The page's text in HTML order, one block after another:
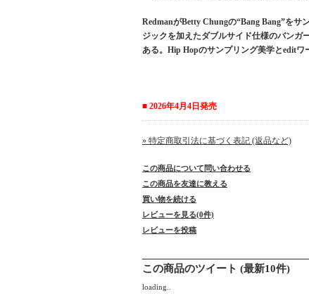
RedmanがBetty Chungの“Bang Bang”を
ジックを加えたダブルサイド仕様のバンガ
ある。Hip Hopのサンプリング美学とeditワ
■ 2026年4月4日発売
» 特定商取引法に基づく表記 (返品など)
この商品について問い合わせる
この商品を友達に教える
買い物を続ける
レビューを見る(0件)
レビューを投稿
この商品のツイート (最新10件)
loading..